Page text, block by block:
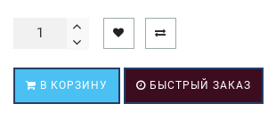
В КОРЗИНУ БЫСТРЫЙ ЗАКАЗ